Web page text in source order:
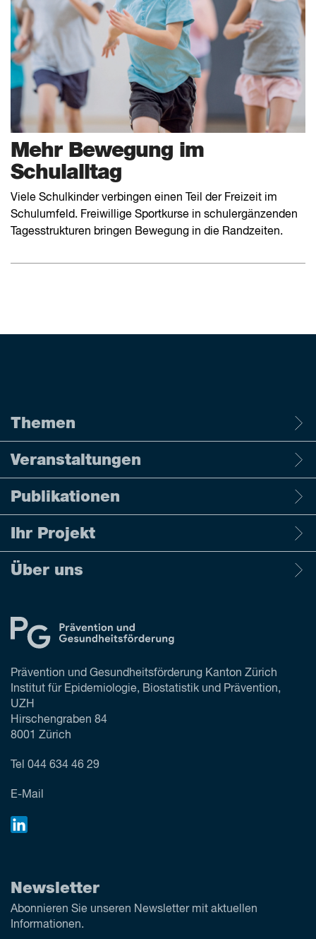
Mehr Bewegung im
Schulalltag
Viele Schulkinder verbingen einen Teil der Freizeit im
Schulumfeld. Freiwillige Sportkurse in schulergänzenden
Tagesstrukturen bringen Bewegung in die Randzeiten.
Themen
Veranstaltungen
Publikationen
Ihr Projekt
Über uns
Prävention und Gesundheitsförderung Kanton Zürich
Institut für Epidemiologie, Biostatistik und Prävention,
UZH
Hirschengraben 84
8001 Zürich
Tel 044 634 46 29
E-Mail
Newsletter
Abonnieren Sie unseren Newsletter mit aktuellen
Informationen.